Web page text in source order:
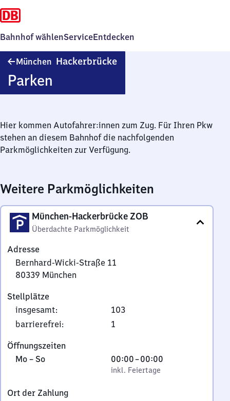
Bahnhof wählenServiceEntdecken
München Hackerbrücke
Parken
Hier kommen Autofahrer:innen zum Zug. Für Ihren Pkw
stehen an diesem Bahnhof die nachfolgenden
Parkmöglichkeiten zur Verfügung.
Weitere Parkmöglichkeiten
München-Hackerbrücke ZOB
Überdachte Parkmöglichkeit
Adresse
Bernhard-Wicki-Straße 11
80339 München
Wicki-
Straße
11,
0
3
München
Stellplätze
insgesamt:
103
barrierefrei: 1
Öffnungszeiten
Montag
Mo – So,
00:00–00:00
Von
0
inkl. Feiertage
Ort der Zahlung